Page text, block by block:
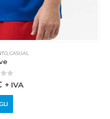
, CASUAL
of 5
+ IVA